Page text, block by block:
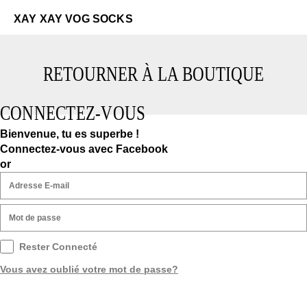
XAY XAY VOG SOCKS
RETOURNER À LA BOUTIQUE
CONNECTEZ-VOUS
Bienvenue, tu es superbe !
Connectez-vous avec Facebook
or
Rester Connecté
Vous avez oublié votre mot de passe?